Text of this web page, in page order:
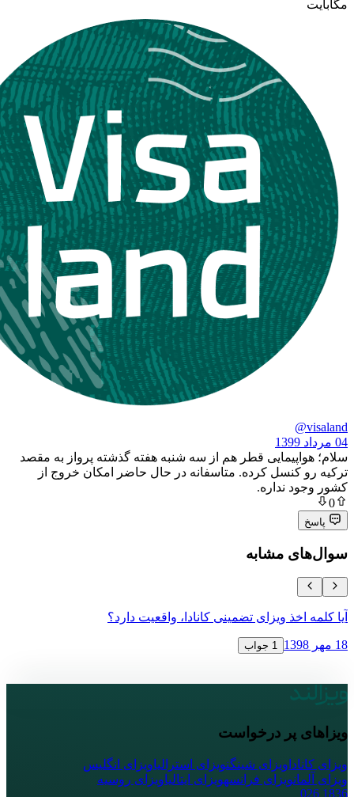
قطر هم از سه شنبه هفته گذشته پرواز به مقصد
کرده. متاسفانه در حال حاضر امکان خروج از
مشابه
ویزای تضمینی کانادا، واقعیت دارد؟
1 جواب
پر درخواست
ویزای شینگنویزای استرالیا ویزای انگلیس
ویزای فرانسه ویزای ایتالیاویزای روسیه